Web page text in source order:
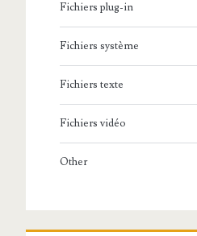
Fichiers plug-in
Fichiers système
Fichiers texte
Fichiers vidéo
Other